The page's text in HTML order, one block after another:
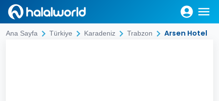
Ana Sayfa Türkiye Karadeniz Trabzon Arsen Hotel